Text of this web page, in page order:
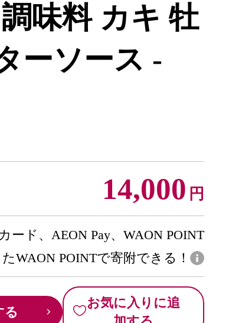
味料 カキ 牡
ーソース -
14,000 円
ード、AEON Pay、WAON POINT
WAON POINTで寄附できる！
る
お気に入りに追